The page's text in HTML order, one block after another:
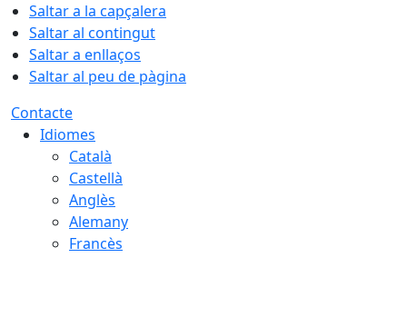
Saltar a la capçalera
Saltar al contingut
Saltar a enllaços
Saltar al peu de pàgina
Contacte
Idiomes
Català
Castellà
Anglès
Alemany
Francès